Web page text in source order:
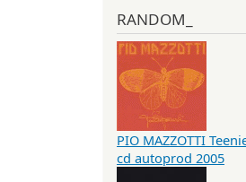
RANDOM_
PIO MAZZOTTI
cd autoprod 2005